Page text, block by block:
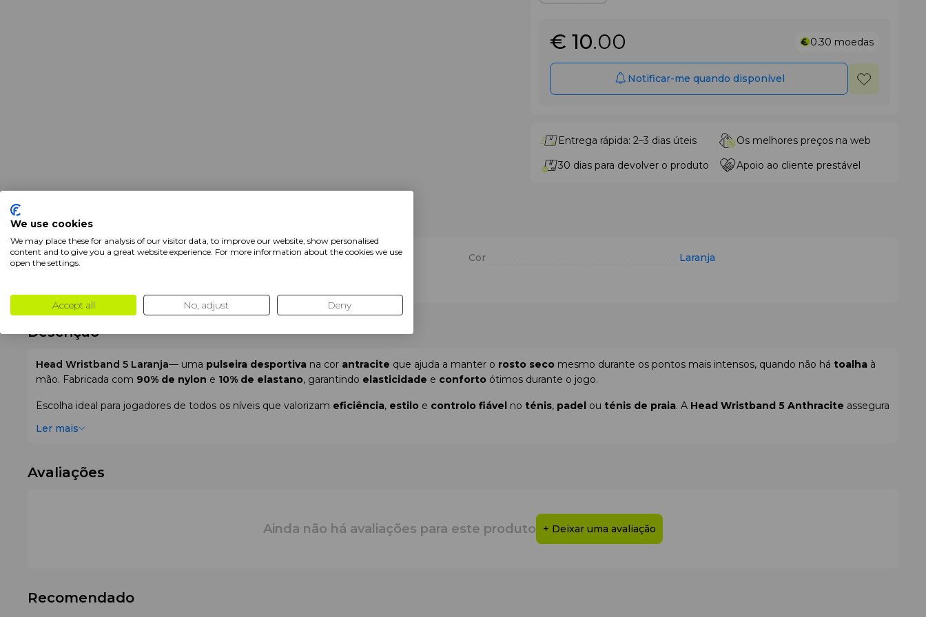
€ 10.00 0.30 moedas
Notificar-me quando disponível
Entrega rápida: 2–3 dias úteis
Os melhores preços na web
30 dias para devolver o produto
Apoio ao cliente prestável
Características
Marca Head Cor
Laranja
Descrição
Head Wristband 5 Laranja— uma pulseira desportiva na cor antracite que ajuda a manter o rosto seco mesmo durante os pontos mais intensos, quando não há toalha à
mão. Fabricada com 90% de nylon e 10% de elastano, garantindo elasticidade e conforto ótimos durante o jogo.
Escolha ideal para jogadores de todos os níveis que valorizam eficiência, estilo e controlo fiável no ténis, padel ou ténis de praia. A Head Wristband 5 Anthracite assegura
Alta elasticidade
Ler mais
Avaliações
Ainda não há avaliações para este produto + Deixar uma avaliação
Recomendado
We use cookies
We may place these for analysis of our visitor data, to improve our website, show personalised
content and to give you a great website experience. For more information about the cookies we use
open the settings.
Accept all No, adjust Deny